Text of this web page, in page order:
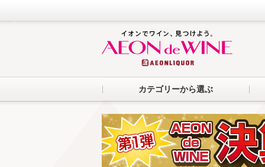
カテゴリーから選ぶ